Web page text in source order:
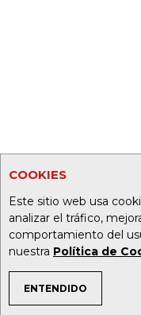
COOKIES
Este sitio web usa
analizar el tráfico,
comportamiento del
nuestra Política de
ENTENDIDO
TEMAS DE INTERÉS